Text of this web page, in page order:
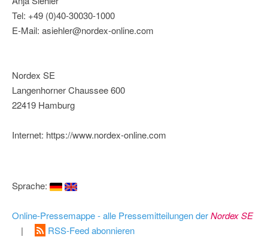
Tel: +49 (0)40-30030-1000
E-Mail: asiehler@nordex-online.com
Nordex SE
Langenhorner Chaussee 600
22419 Hamburg
Internet: https://www.nordex-online.com
Sprache:
Online-Pressemappe - alle Pressemitteilungen derNordex SE
|
RSS-Feed abonnieren